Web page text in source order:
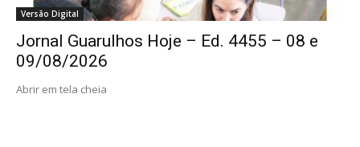
Versão Digital
Jornal Guarulhos Hoje – Ed. 4455 – 08 e
09/08/2026
Abrir em tela cheia